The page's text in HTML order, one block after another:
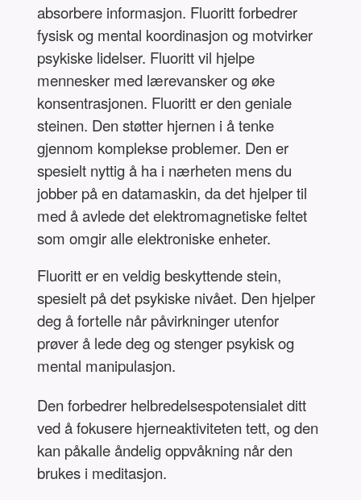
absorbere informasjon. Fluoritt forbedrer
fysisk og mental koordinasjon og motvirker
psykiske lidelser. Fluoritt vil hjelpe
mennesker med lærevansker og øke
konsentrasjonen. Fluoritt er den geniale
steinen. Den støtter hjernen i å tenke
gjennom komplekse problemer. Den er
spesielt nyttig å ha i nærheten mens du
jobber på en datamaskin, da det hjelper til
med å avlede det elektromagnetiske feltet
som omgir alle elektroniske enheter.
Fluoritt er en veldig beskyttende stein,
spesielt på det psykiske nivået. Den hjelper
deg å fortelle når påvirkninger utenfor
prøver å lede deg og stenger psykisk og
mental manipulasjon.
Den forbedrer helbredelsespotensialet ditt
ved å fokusere hjerneaktiviteten tett, og den
kan påkalle åndelig oppvåkning når den
brukes i meditasjon.